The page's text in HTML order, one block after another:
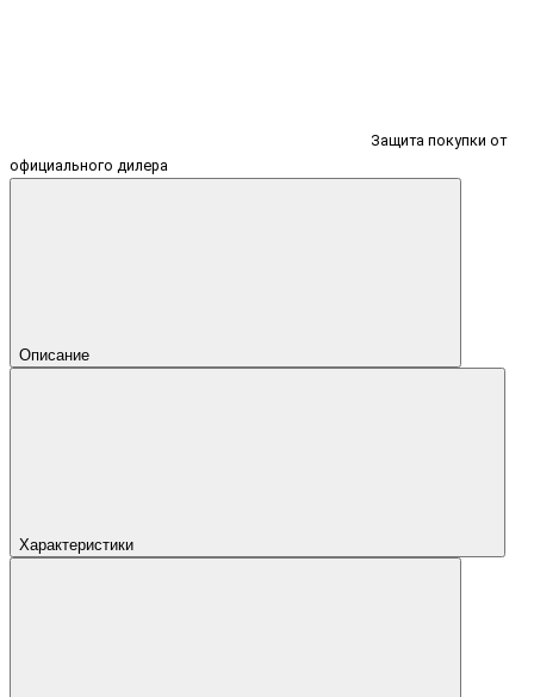
Защита покупки от
официального дилера
Описание
Характеристики